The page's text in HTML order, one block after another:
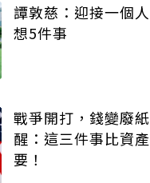
譚敦慈：迎接一個
想5件事
戰爭開打，錢變廢
醒：這三件事比資
要！